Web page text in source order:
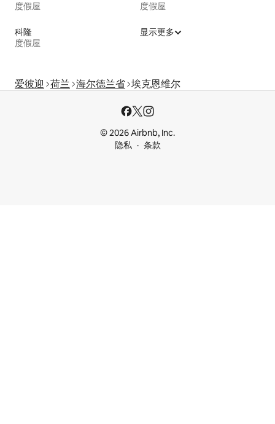
度假屋
度假屋
科隆
度假屋
显示更多
爱彼迎 荷兰 海尔德兰省 埃克恩维尔
© 2026 Airbnb, Inc.
隐私
条款